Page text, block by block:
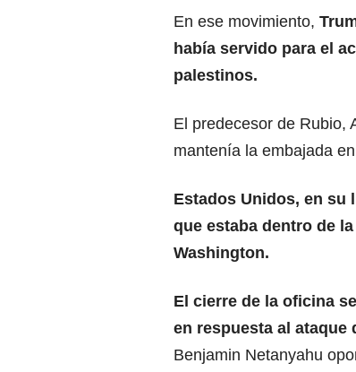
En ese movimiento,
había servido para el
palestinos.
El predecesor de Rubio,
mantenía la embajada en
Estados Unidos, en su
que estaba dentro de
Washington.
El cierre de la oficina
en respuesta al ataque
Benjamin Netanyahu